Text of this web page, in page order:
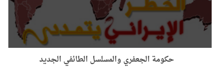
حكومة الجعفري والمسلسل الطائفي الجديد